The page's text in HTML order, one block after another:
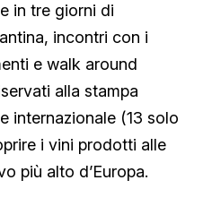
in tre giorni di
incontri con i
e walk around
alla stampa
internazionale (13 solo
i vini prodotti alle
più alto d’Europa.